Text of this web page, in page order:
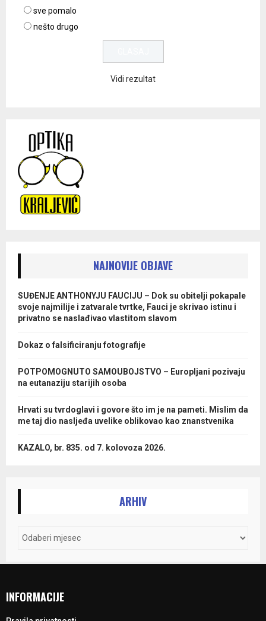
sve pomalo
nešto drugo
Vidi rezultat
NAJNOVIJE OBJAVE
SUĐENJE ANTHONYJU FAUCIJU – Dok su obitelji pokapale
svoje najmilije i zatvarale tvrtke, Fauci je skrivao istinu i
privatno se naslađivao vlastitom slavom
Dokaz o falsificiranju fotografije
POTPOMOGNUTO SAMOUBOJSTVO – Europljani pozivaju
na eutanaziju starijih osoba
Hrvati su tvrdoglavi i govore što im je na pameti. Mislim da
me taj dio nasljeđa uvelike oblikovao kao znanstvenika
KAZALO, br. 835. od 7. kolovoza 2026.
ARHIV
INFORMACIJE